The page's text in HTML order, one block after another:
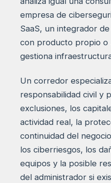
empresa de
SaaS, un integrador
con producto propio o
gestiona
Un corredor
responsabilidad civil y
exclusiones, los
actividad real, la
continuidad del
los ciberriesgos, los
equipos y la posible
del administrador si